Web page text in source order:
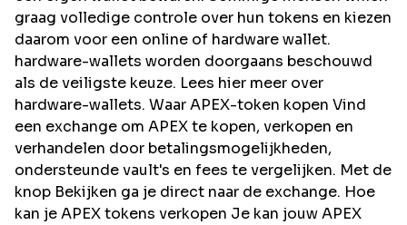
graag volledige controle over hun tokens en kiezen
daarom voor een online of hardware wallet.
hardware-wallets worden doorgaans beschouwd
als de veiligste keuze. Lees hier meer over
hardware-wallets. Waar APEX-token kopen Vind
een exchange om APEX te kopen, verkopen en
verhandelen door betalingsmogelijkheden,
ondersteunde vault's en fees te vergelijken. Met de
knop Bekijken ga je direct naar de exchange. Hoe
kan je APEX tokens verkopen Je kan jouw APEX